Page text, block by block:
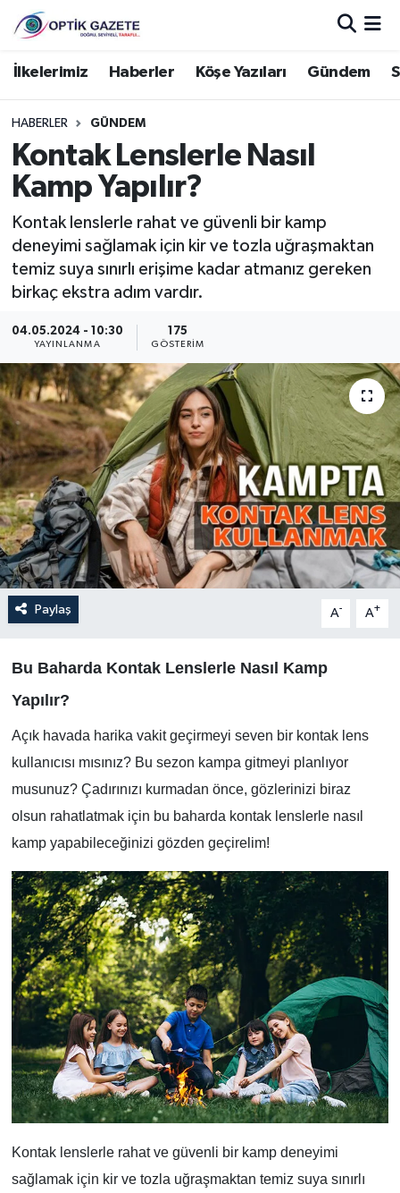
İlkelerimiz Haberler Köşe Yazıları Gündem
HABERLER GÜNDEM
Kontak Lenslerle Nasıl
Kamp Yapılır?
Kontak lenslerle rahat ve güvenli bir kamp
deneyimi sağlamak için kir ve tozla uğraşmaktan
temiz suya sınırlı erişime kadar atmanız gereken
birkaç ekstra adım vardır.
04.05.2024 - 10:30
YAYINLANMA
175
GÖSTERIM
Paylaş A- A+
Bu Baharda Kontak Lenslerle Nasıl Kamp
Yapılır?
Açık havada harika vakit geçirmeyi seven bir kontak lens
kullanıcısı mısınız? Bu sezon kampa gitmeyi planlıyor
musunuz? Çadırınızı kurmadan önce, gözlerinizi biraz
olsun rahatlatmak için bu baharda kontak lenslerle nasıl
kamp yapabileceğinizi gözden geçirelim!
Kontak lenslerle rahat ve güvenli bir kamp deneyimi
sağlamak için kir ve tozla uğraşmaktan temiz suya sınırlı
Nöbetçi Eczaneler
Hava Durumu
İstanbul Namaz Vakitleri
Trafik Durumu
Süper Lig Puan Durumu ve Fikstür
Tüm Manşetler
Son Dakika Haberleri
Haber Arşivi